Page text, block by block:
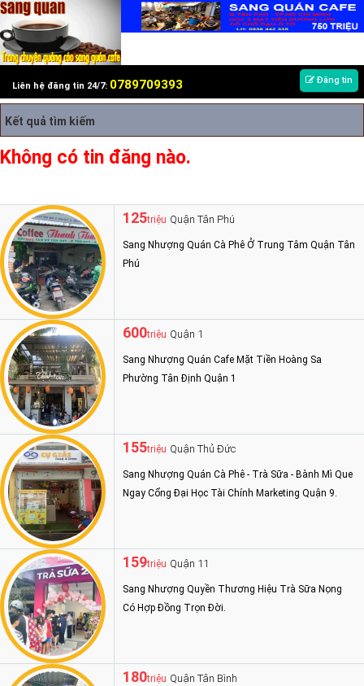
Liên hệ đăng tin 24/7: 0789709393 Đăng tin
Kết quả tìm kiếm
Không có tin đăng nào.
125triệu Quận Tân Phú
Sang Nhượng Quán Cà Phê Ở Trung Tâm Quận Tân
Phú
600triệu Quận 1
Sang Nhượng Quán Cafe Mặt Tiền Hoàng Sa
Phường Tân Định Quận 1
155triệu Quận Thủ Đức
Sang Nhượng Quán Cà Phê - Trà Sữa - Bành Mì Que
Ngay Cổng Đại Học Tài Chính Marketing Quận 9.
159triệu Quận 11
Sang Nhượng Quyền Thương Hiệu Trà Sữa Nọng
Có Hợp Đồng Trọn Đời.
180triệu Quận Tân Bình